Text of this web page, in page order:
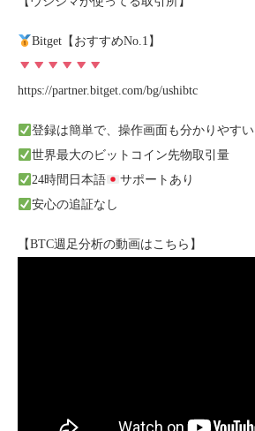
Bitget【おすすめNo.1】
https://partner.bitget.com/bg/ushibtc
登録は簡単で、操作画面も分かりやすい
世界最大のビットコイン先物取引量
24時間日本語
サポートあり
安心の追証なし
【BTC週足分析の動画はこちら】